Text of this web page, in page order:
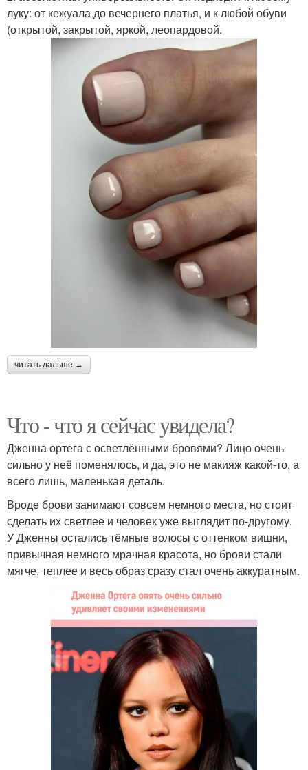
луку: от кежуала до вечернего платья, и к любой обуви
(открытой, закрытой, яркой, леопардовой.
читать дальше →
Что - что я сейчас увидела?
Дженна ортега с осветлёнными бровями? Лицо очень
сильно у неё поменялось, и да, это не макияж какой-то, а
всего лишь, маленькая деталь.
Вроде брови занимают совсем немного места, но стоит
сделать их светлее и человек уже выглядит по-другому.
У Дженны остались тёмные волосы с оттенком вишни,
привычная немного мрачная красота, но брови стали
мягче, теплее и весь образ сразу стал очень аккуратным.